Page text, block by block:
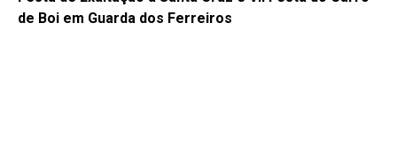
de Boi em Guarda dos Ferreiros